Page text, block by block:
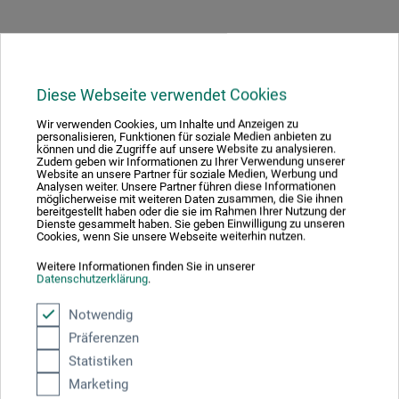
Diese Webseite verwendet Cookies
Wir verwenden Cookies, um Inhalte und Anzeigen zu
personalisieren, Funktionen für soziale Medien anbieten zu
können und die Zugriffe auf unsere Website zu analysieren.
Zudem geben wir Informationen zu Ihrer Verwendung unserer
Website an unsere Partner für soziale Medien, Werbung und
Analysen weiter. Unsere Partner führen diese Informationen
möglicherweise mit weiteren Daten zusammen, die Sie ihnen
bereitgestellt haben oder die sie im Rahmen Ihrer Nutzung der
Dienste gesammelt haben. Sie geben Einwilligung zu unseren
Cookies, wenn Sie unsere Webseite weiterhin nutzen.
Weitere Informationen finden Sie in unserer
Datenschutzerklärung.
Notwendig
Präferenzen
Statistiken
Marketing
Hersteller-Kontakt
Hier finden Sie die Kontaktdaten des Herstellers zu
diesem Produkt.
boesner GmbH holding + innovations
58456 Witten
pm@boesner.com